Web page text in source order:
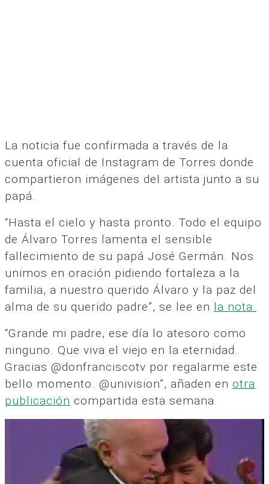
La noticia fue confirmada a través de la
cuenta oficial de Instagram de Torres donde
compartieron imágenes del artista junto a su
papá.
“Hasta el cielo y hasta pronto. Todo el equipo
de Álvaro Torres lamenta el sensible
fallecimiento de su papá José Germán. Nos
unimos en oración pidiendo fortaleza a la
familia, a nuestro querido Álvaro y la paz del
alma de su querido padre”, se lee en la nota.
“Grande mi padre, ese día lo atesoro como
ninguno. Que viva el viejo en la eternidad.
Gracias @donfranciscotv por regalarme este
bello momento. @univision”, añaden en otra
publicación compartida esta semana.